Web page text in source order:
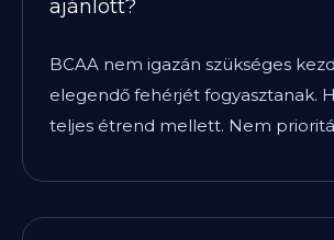
ajánlott?
BCAA nem igazán szükséges
elegendő fehérjét fogyasztanak.
teljes étrend mellett. Nem